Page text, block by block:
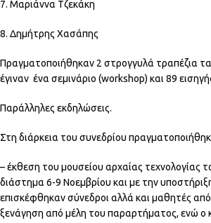
7. Μαριάννα Τζεκάκη
8. Δημήτρης Χασάπης
Πραγματοποιήθηκαν 2 στρογγυλά τραπέζια
έγιναν ένα σεμινάριο (workshop) και 89
Παράλληλες εκδηλώσεις.
Στη διάρκεια του συνεδρίου
– έκθεση του μουσείου αρχαίας τεχνολογίας
διάστημα 6-9 Νοεμβρίου και με την
επισκέφθηκαν σύνεδροι αλλά και μαθητές
ξενάγηση από μέλη του παραρτήματος, ενώ ο